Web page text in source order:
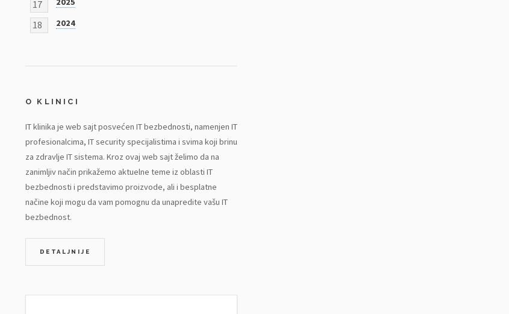
17
18 2024
O KLINICI
IT klinika je web sajt posvećen IT bezbednosti, namenjen IT
profesionalcima, IT security specijalistima i svima koji brinu
za zdravlje IT sistema. Kroz ovaj web sajt želimo da na
zanimljiv način prikažemo aktuelne teme iz oblasti IT
bezbednosti i predstavimo proizvode, ali i besplatne
načine koji mogu da vam pomognu da unapredite vašu IT
bezbednost.
DETALJNIJE